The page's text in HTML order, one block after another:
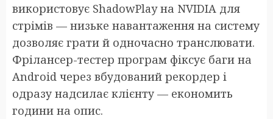
використовує ShadowPlay на NVIDIA для
стрімів — низьке навантаження на систему
дозволяє грати й одночасно транслювати.
Фрілансер-тестер програм фіксує баги на
Android через вбудований рекордер і
одразу надсилає клієнту — економить
години на опис.